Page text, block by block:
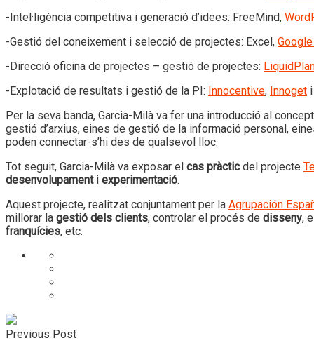
-Intel·ligència competitiva i generació d’idees: FreeMind,
-Gestió del coneixement i selecció de projectes: Excel,
-Direcció oficina de projectes – gestió de projectes:
-Explotació de resultats i gestió de la PI: Innocentive, Innoget
Per la seva banda, Garcia-Milà va fer una introducció al
gestió d’arxius, eines de gestió de la informació personal,
poden connectar-s’hi des de qualsevol lloc.
Tot seguit, Garcia-Milà va exposar el cas pràcticdel projecte
desenvolupament i experimentació.
Aquest projecte, realitzat conjuntament per la Agrupación
millorar la gestió dels clients, controlar el procés de disseny,
franquícies, etc.
Previous Post